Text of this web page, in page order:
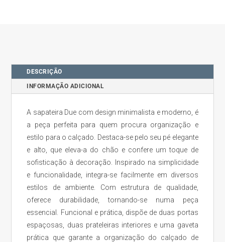
DESCRIÇÃO
INFORMAÇÃO ADICIONAL
A sapateira Due com design minimalista e moderno, é
a peça perfeita para quem procura organização e
estilo para o calçado. Destaca-se pelo seu pé elegante
e alto, que eleva-a do chão e confere um toque de
sofisticação à decoração.
Inspirado na simplicidade
e funcionalidade, integra-se facilmente em diversos
estilos de ambiente. Com estrutura de qualidade,
oferece durabilidade, tornando-se numa peça
essencial. Funcional e prática, dispõe de duas portas
espaçosas, duas prateleiras interiores e uma gaveta
prática que garante a organização do calçado de